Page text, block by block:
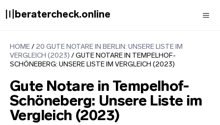
Inhalt〣beratercheck.online
HOME / 20 GUTE NOTARE IN BERLIN: UNSERE LISTE IM
VERGLEICH (2023) / GUTE NOTARE IN TEMPELHOF-
SCHÖNEBERG: UNSERE LISTE IM VERGLEICH (2023)
Gute Notare in Tempelhof-
Schöneberg: Unsere Liste im
Vergleich (2023)